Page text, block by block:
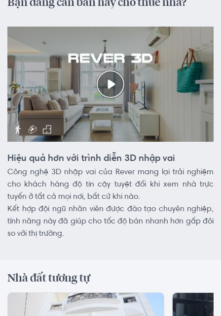
Bạn đang cần bán hay cho thuê nhà?
Hiệu quả hơn với trình diễn 3D nhập vai
Công nghệ 3D nhập vai của Rever mang lại trải nghiệm
cho khách hàng độ tin cậy tuyệt đối khi xem nhà trực
tuyến ở tất cả mọi nơi, bất cứ khi nào.
Kết hợp đội ngũ nhân viên được đào tạo chuyên nghiệp,
tính năng này đã giúp cho tốc độ bán nhanh hơn gấp đôi
so với thị trường.
Nhà đất tương tự